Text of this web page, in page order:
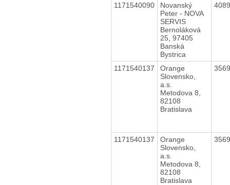
1171540090
Novanský
Peter - NOVA
SERVIS
Bernoláková
25, 97405
Banská
Bystrica
1171540137
Orange
Slovensko,
a.s.
Metodova 8,
82108
Bratislava
1171540137
Orange
Slovensko,
a.s.
Metodova 8,
82108
Bratislava